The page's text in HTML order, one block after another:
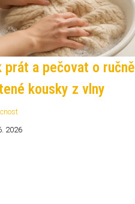
prát a pečovat o ručně
kousky z vlny
2026